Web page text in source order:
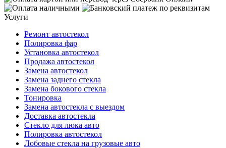
Услуги
Ремонт автостекол
Полировка фар
Установка автостекол
Продажа автостекол
Замена автостекол
Замена заднего стекла
Замена бокового стекла
Тонировка
Замена автостекла с выездом
Доставка автостекла
Стекло для люка авто
Полировка автостекол
Лобовые стекла на грузовые авто